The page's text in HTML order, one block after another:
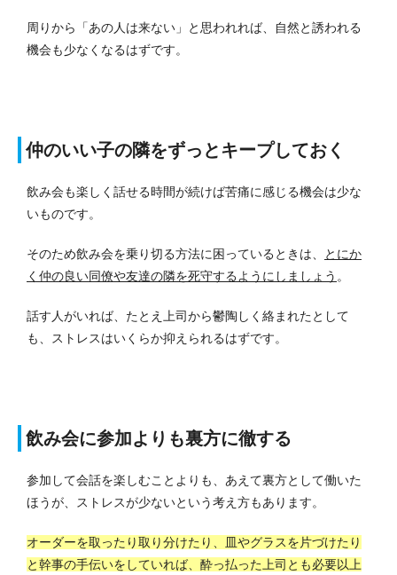
周りから「あの人は来ない」と思われれば、自然と誘われる
機会も少なくなるはずです。
仲のいい子の隣をずっとキープしておく
飲み会も楽しく話せる時間が続けば苦痛に感じる機会は少な
いものです。
そのため飲み会を乗り切る方法に困っているときは、
とにか
く仲の良い同僚や友達の隣を死守するようにしましょう 。
話す人がいれば、たとえ上司から鬱陶しく絡まれたとして
も、ストレスはいくらか抑えられるはずです。
飲み会に参加よりも裏方に徹する
参加して会話を楽しむことよりも、あえて裏方として働いた
ほうが、ストレスが少ないという考え方もあります。
オーダーを取ったり取り分けたり、皿やグラスを片づけたり
と幹事の手伝いをしていれば、酔っ払った上司とも必要以上